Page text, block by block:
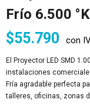
Frío 6.500
$55.790 con
El Proyector LED SMD
instalaciones
Fría agradable perfecta
talleres, oficinas, zonas